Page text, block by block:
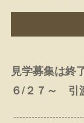
見学募集は終
６/２７～ 引